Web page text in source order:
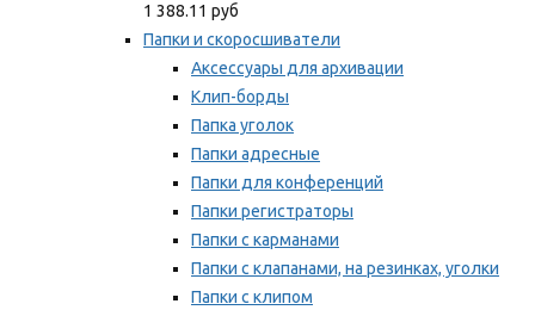
1 388.11 руб
Папки и скоросшиватели
Аксессуары для архивации
Клип-борды
Папка уголок
Папки адресные
Папки для конференций
Папки регистраторы
Папки с карманами
Папки с клапанами, на резинках, уголки
Папки с клипом